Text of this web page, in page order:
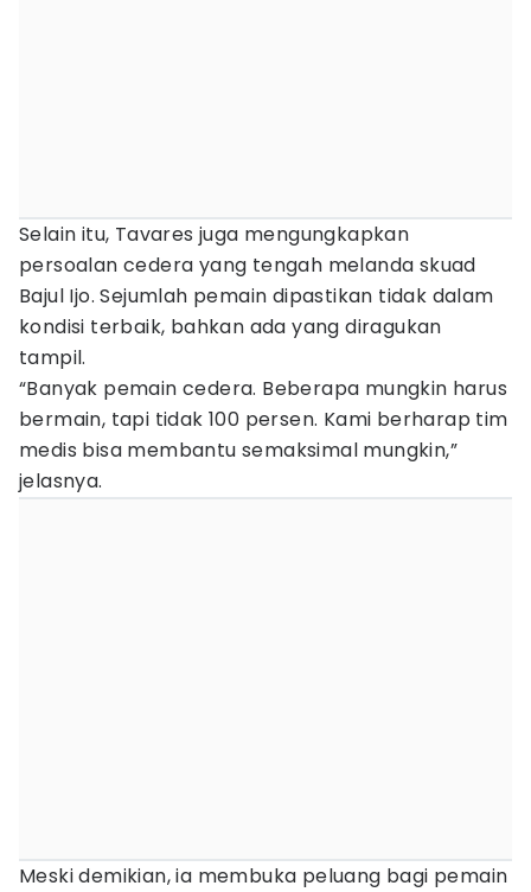
Selain itu, Tavares juga mengungkapkan
persoalan cedera yang tengah melanda skuad
Bajul Ijo. Sejumlah pemain dipastikan tidak dalam
kondisi terbaik, bahkan ada yang diragukan
tampil.
“Banyak pemain cedera. Beberapa mungkin harus
bermain, tapi tidak 100 persen. Kami berharap tim
medis bisa membantu semaksimal mungkin,”
jelasnya.
Meski demikian, ia membuka peluang bagi pemain